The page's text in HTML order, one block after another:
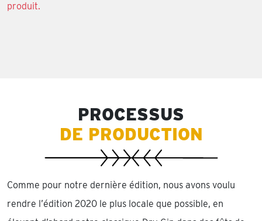
produit.
PROCESSUS
DE PRODUCTION
Comme pour notre dernière édition, nous avons voulu
rendre l’édition 2020 le plus locale que possible, en